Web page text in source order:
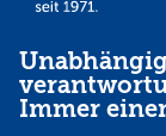
Immer